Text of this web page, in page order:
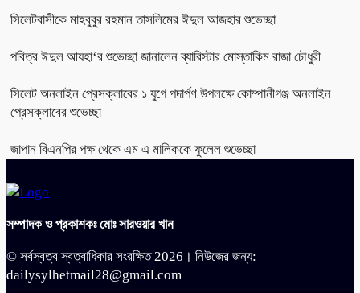
সিলেটবাসীকে মাহবুবুর রহমান তাসলিমের ঈদুল আজহার শুভেচ্ছা
পবিত্র ঈদুল আযহা‘র শুভেচ্ছা জানালেন ব্যারিস্টার মোস্তাকিম রাজা চৌধুরী
সিলেট অনলাইন প্রেসক্লাবের ১ যুগে পদার্পণ উপলক্ষে কোম্পানীগঞ্জ অনলাইন
প্রেসক্লাবের শুভেচ্ছা
জাপান বিএনপির পক্ষ থেকে এম এ মালিককে ফুলেল শুভেচ্ছা
সম্পাদক ও প্রকাশকঃ মোঃ সারওয়ার খান
© সর্বস্বত্ব স্বত্বাধিকার সংরক্ষিত 2026। নিউজের জন্য:
dailysylhetmail28@gmail.com